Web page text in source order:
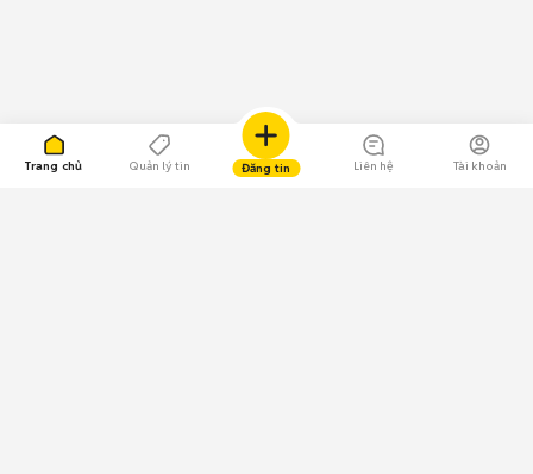
Trang chủ Quản lý tin Đăng tin Liên hệ Tài khoản